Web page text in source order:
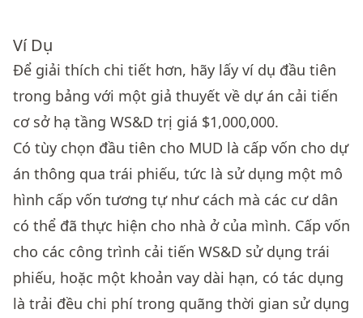
Ví Dụ
Để giải thích chi tiết hơn, hãy lấy ví dụ đầu tiên
trong bảng với một giả thuyết về dự án cải tiến
cơ sở hạ tầng WS&D trị giá $1,000,000.
Có tùy chọn đầu tiên cho MUD là cấp vốn cho dự
án thông qua trái phiếu, tức là sử dụng một mô
hình cấp vốn tương tự như cách mà các cư dân
có thể đã thực hiện cho nhà ở của mình. Cấp vốn
cho các công trình cải tiến WS&D sử dụng trái
phiếu, hoặc một khoản vay dài hạn, có tác dụng
là trải đều chi phí trong quãng thời gian sử dụng